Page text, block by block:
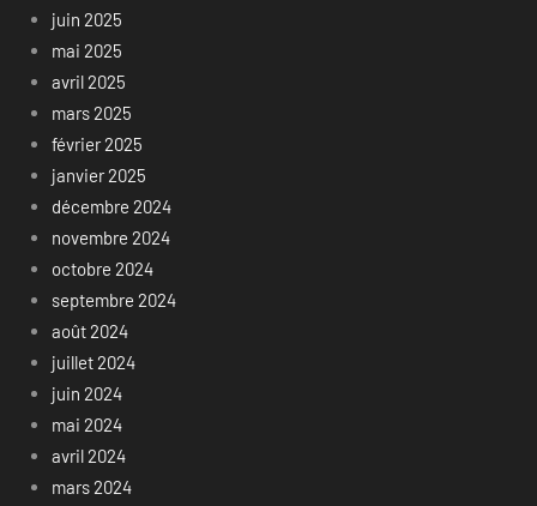
juin 2025
mai 2025
avril 2025
mars 2025
février 2025
janvier 2025
décembre 2024
novembre 2024
octobre 2024
septembre 2024
août 2024
juillet 2024
juin 2024
mai 2024
avril 2024
mars 2024